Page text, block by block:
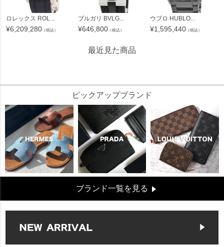
ロレックス ROL...
¥6,209,280 （税込）
ブルガリ BVLG...
¥646,800 （税込）
ウブロ HUBLO...
¥1,595,440 （税込）
最近見た商品
ピックアップブランド
ブランド一覧を見る